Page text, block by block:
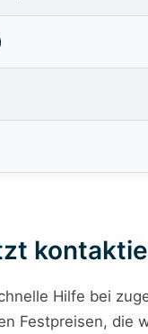
Hilfe bei
Festpreisen, die